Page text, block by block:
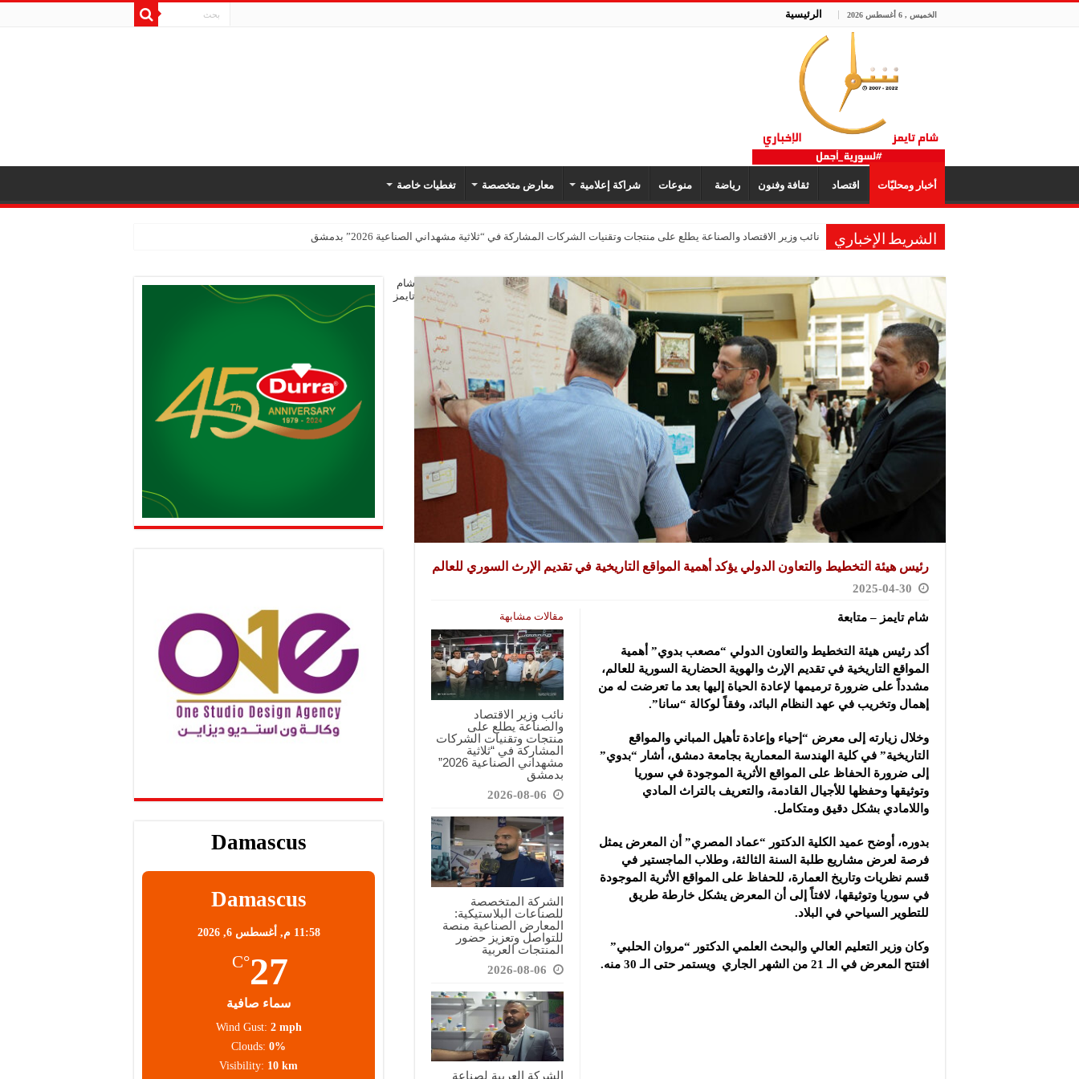
الخميس , 6 أغسطس 2026 الرئيسية
أخبار ومحليّات اقتصاد ثقافة وفنون رياضة منوعات شراكة إعلامية معارض متخصصة تغطيات خاصة
الشريط الإخباري نائب وزير الاقتصاد والصناعة يطلع على منتجات وتقنيات الشركات المشاركة في “ثلاثية مشهداني الصناعية 2026” بدمشق
رئيس هيئة التخطيط والتعاون الدولي يؤكد أهمية المواقع التاريخية في تقديم الإرث السوري للعالم
2025-04-30
مقالات مشابهة
نائب وزير الاقتصاد
والصناعة يطلع على
منتجات وتقنيات الشركات
المشاركة في “ثلاثية
مشهداني الصناعية 2026”
بدمشق
2026-08-06
الشركة المتخصصة
للصناعات البلاستيكية:
المعارض الصناعية منصة
للتواصل وتعزيز حضور
المنتجات العربية
2026-08-06
الشركة العربية لصناعة
شام تايمز – متابعة
أكد رئيس هيئة التخطيط والتعاون الدولي “مصعب بدوي” أهمية
المواقع التاريخية في تقديم الإرث والهوية الحضارية السورية للعالم،
مشدداً على ضرورة ترميمها لإعادة الحياة إليها بعد ما تعرضت له من
إهمال وتخريب في عهد النظام البائد، وفقاً لوكالة “سانا”.
وخلال زيارته إلى معرض “إحياء وإعادة تأهيل المباني والمواقع
التاريخية” في كلية ‏الهندسة المعمارية بجامعة دمشق، أشار “بدوي”
إلى ضرورة الحفاظ على المواقع الأثرية الموجودة في ‏سوريا
وتوثيقها وحفظها للأجيال القادمة، والتعريف بالتراث المادي
واللامادي ‏بشكل دقيق ومتكامل.
بدوره، أوضح عميد الكلية الدكتور “عماد المصري” أن المعرض يمثل
فرصة لعرض مشاريع طلبة السنة الثالثة، وطلاب الماجستير ‏في
قسم نظريات وتاريخ العمارة، للحفاظ على المواقع الأثرية الموجودة
في ‏سوريا وتوثيقها، لافتاً إلى أن المعرض يشكل خارطة طريق
‏للتطوير السياحي في البلاد.
وكان وزير التعليم العالي والبحث العلمي الدكتور “مروان الحلبي”
افتتح المعرض في الـ 21 من الشهر الجاري ويستمر حتى الـ 30 منه.
Damascus
Damascus
11:58 م, أغسطس 6, 2026
27
°C
سماء صافية
Wind Gust: 2 mph
Clouds: 0%
Visibility: 10 km
شام
تايمز